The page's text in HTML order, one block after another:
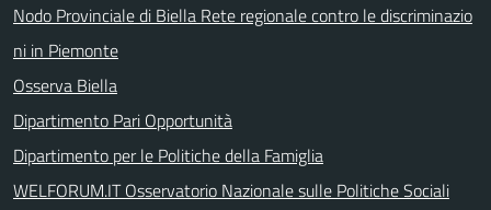
Nodo Provinciale di Biella Rete regionale contro le discriminazio
ni in Piemonte
Osserva Biella
Dipartimento Pari Opportunità
Dipartimento per le Politiche della Famiglia
WELFORUM.IT Osservatorio Nazionale sulle Politiche Sociali